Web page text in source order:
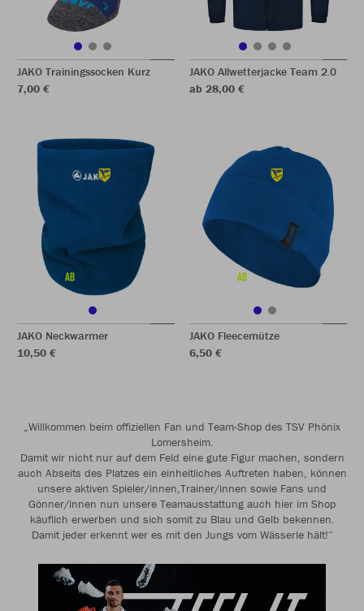
JAKO Trainingssocken Kurz
7,00 €
JAKO Allwetterjacke Team 2.0
ab 28,00 €
JAKO Neckwarmer
10,50 €
JAKO Fleecemütze
6,50 €
„Willkommen beim offiziellen Fan und Team-Shop des TSV Phönix
Lomersheim.
Damit wir nicht nur auf dem Feld eine gute Figur machen, sondern
auch Abseits des Platzes ein einheitliches Auftreten haben, können
unsere aktiven Spieler/innen,Trainer/innen sowie Fans und
Gönner/innen nun unsere Teamausstattung auch hier im Shop
käuflich erwerben und sich somit zu Blau und Gelb bekennen.
Damit jeder erkennt wer es mit den Jungs vom Wässerle hält!“